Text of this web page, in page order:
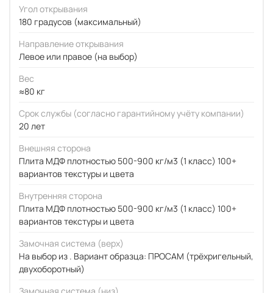
Угол открывания
180 градусов (максимальный)
Направление открывания
Левое или правое (на выбор)
Вес
≈80 кг
Срок службы (согласно гарантийному учёту компании)
20 лет
Внешняя сторона
Плита МДФ плотностью 500-900 кг/м3 (1 класс) 100+
вариантов текстуры и цвета
Внутренняя сторона
Плита МДФ плотностью 500-900 кг/м3 (1 класс) 100+
вариантов текстуры и цвета
Замочная система (верх)
На выбор из . Вариант образца: ПРОСАМ (трёхригельный,
двухоборотный)